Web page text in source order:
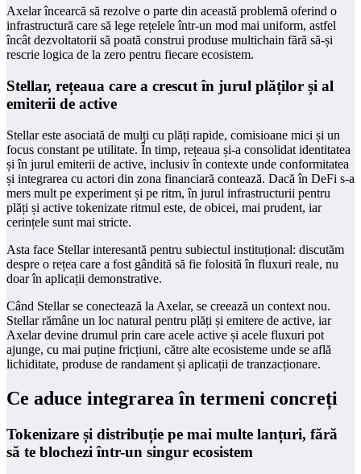
Axelar încearcă să rezolve o parte din această problemă oferind o
infrastructură care să lege rețelele într-un mod mai uniform, astfel
încât dezvoltatorii să poată construi produse multichain fără să-și
rescrie logica de la zero pentru fiecare ecosistem.
Stellar, rețeaua care a crescut în jurul plăților și al
emiterii de active
Stellar este asociată de mulți cu plăți rapide, comisioane mici și un
focus constant pe utilitate. În timp, rețeaua și-a consolidat identitatea
și în jurul emiterii de active, inclusiv în contexte unde conformitatea
și integrarea cu actori din zona financiară contează. Dacă în DeFi s-a
mers mult pe experiment și pe ritm, în jurul infrastructurii pentru
plăți și active tokenizate ritmul este, de obicei, mai prudent, iar
cerințele sunt mai stricte.
Asta face Stellar interesantă pentru subiectul instituțional: discutăm
despre o rețea care a fost gândită să fie folosită în fluxuri reale, nu
doar în aplicații demonstrative.
Când Stellar se conectează la Axelar, se creează un context nou.
Stellar rămâne un loc natural pentru plăți și emitere de active, iar
Axelar devine drumul prin care acele active și acele fluxuri pot
ajunge, cu mai puține fricțiuni, către alte ecosisteme unde se află
lichiditate, produse de randament și aplicații de tranzacționare.
Ce aduce integrarea în termeni concreți
Tokenizare și distribuție pe mai multe lanțuri, fără
să te blochezi într-un singur ecosistem